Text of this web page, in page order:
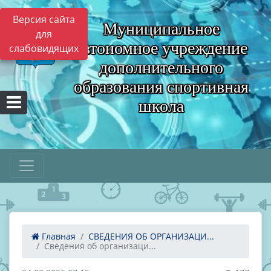
Версия сайта
для
слабовидящих
Муниципальное
автономное учреждение
дополнительного
образования спортивная
школа
Главная
СВЕДЕНИЯ ОБ ОРГАНИЗАЦИ...
Сведения об организаци...